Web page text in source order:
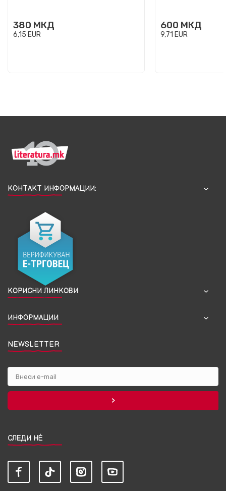
380 МКД
6,15 EUR
600 МКД
9,71 EUR
КОНТАКТ ИНФОРМАЦИИ:
КОРИСНИ ЛИНКОВИ
ИНФОРМАЦИИ
NEWSLETTER
СЛЕДИ НЀ